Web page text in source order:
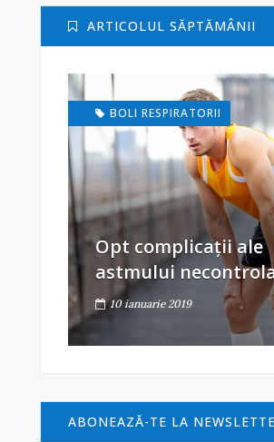
ARTICOLUL SĂPTĂMÂNII
BOLI RESPIRATORII
Opt complicații ale
astmului
10 ianuarie 2019
ABONEAZĂ-TE LA